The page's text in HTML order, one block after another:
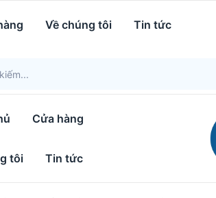
Về chúng tôi Tin tức
Cửa hàng
tôi Tin tức
Rose Stemcell Ampoule
Tinh chất tế
35
Công dụng vượt trội với